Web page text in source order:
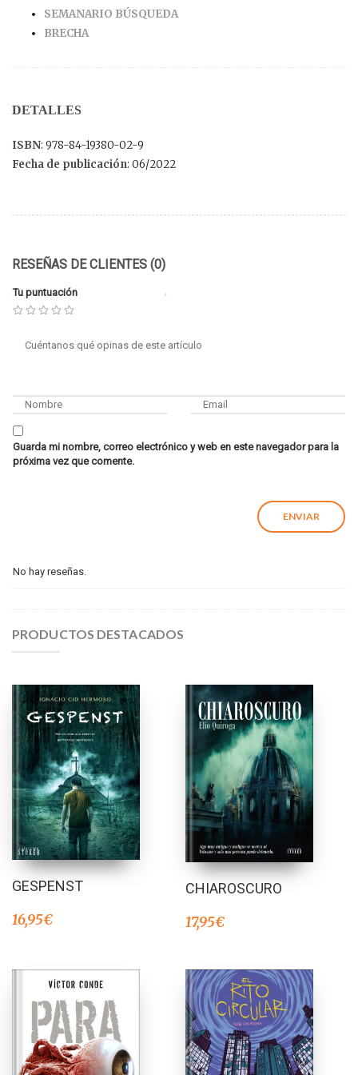
SEMANARIO BÚSQUEDA
BRECHA
DETALLES
ISBN: 978-84-19380-02-9
Fecha de publicación: 06/2022
RESEÑAS DE CLIENTES (0)
Tu puntuación
Guarda mi nombre, correo electrónico y web en este navegador para la
próxima vez que comente.
No hay reseñas.
PRODUCTOS DESTACADOS
GESPENST
16,95€
CHIAROSCURO
17,95€